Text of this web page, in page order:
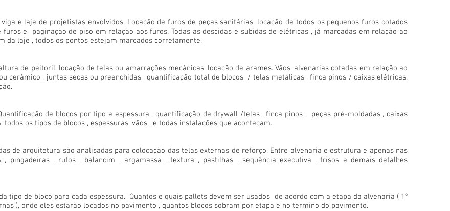
e laje de projetistas envolvidos. Locação de furos de peças sanitárias, locação de todos os pequenos furos cotados
e paginação de piso em relação aos furos. Todas as descidas e subidas de elétricas , já marcadas em relação ao
da laje , todos os pontos estejam marcados corretamente.
de peitoril, locação de telas ou amarrações mecânicas, locação de arames. Vãos, alvenarias cotadas em relação ao
cerâmico , juntas secas ou preenchidas , quantificação total de blocos / telas metálicas , finca pinos / caixas elétricas.
de blocos por tipo e espessura , quantificação de drywall /telas , finca pinos , peças pré-moldadas , caixas
os tipos de blocos , espessuras ,vãos , e todas instalações que aconteçam.
de arquitetura são analisadas para colocação das telas externas de reforço. Entre alvenaria e estrutura e apenas nas
pingadeiras , rufos , balancim , argamassa , textura , pastilhas , sequência executiva , frisos e demais detalhes
tipo de bloco para cada espessura. Quantos e quais pallets devem ser usados de acordo com a etapa da alvenaria ( 1º
), onde eles estarão locados no pavimento , quantos blocos sobram por etapa e no termino do pavimento.